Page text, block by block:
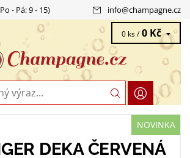
- Pá: 9 - 15) info@champagne.cz
0 ks / 0 Kč
NOVINKA
DEKA ČERVENÁ